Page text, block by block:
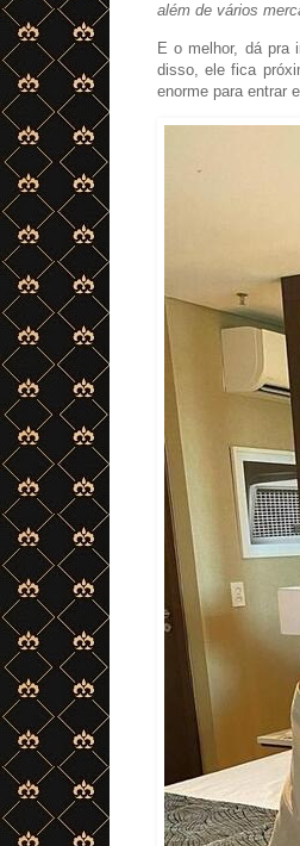
além de vários
E o melhor, dá pra
disso, ele fica
enorme para entrar